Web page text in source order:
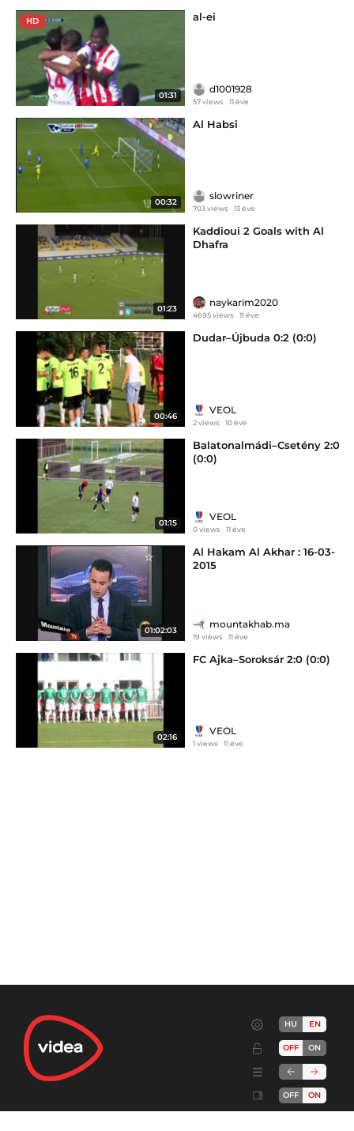
HD
01:31
al-ei
d1001928
57 views 11 éve
00:32
Al Habsi
slowriner
703 views 13 éve
01:23
Kaddioui 2 Goals with Al
Dhafra
naykarim2020
4695 views 11 éve
00:46
Dudar–Újbuda 0:2 (0:0)
VEOL
2 views 10 éve
01:15
Balatonalmádi–Csetény 2:0
(0:0)
VEOL
0 views 11 éve
01:02:03
Al Hakam Al Akhar : 16-03-
2015
mountakhab.ma
19 views 11 éve
02:16
FC Ajka–Soroksár 2:0 (0:0)
VEOL
1 views 11 éve
HU EN
OFF ON
OFF ON